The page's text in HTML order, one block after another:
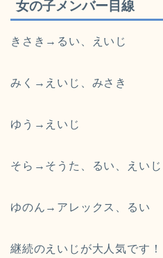
女の子メンバー目線
きさき→るい、えいじ
みく→えいじ、みさき
ゆう→えいじ
そら→そうた、るい、えいじ
ゆのん→アレックス、るい
継続のえいじが大人気です！